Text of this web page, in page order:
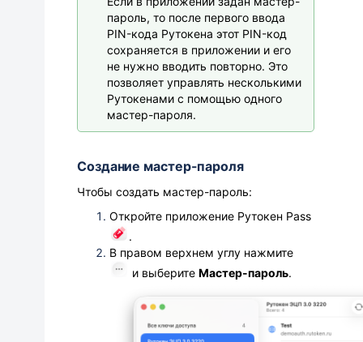
пароль, то после первого ввода
PIN-кода Рутокена этот PIN-код
сохраняется в приложении и его
не нужно вводить повторно. Это
позволяет управлять несколькими
Рутокенами с помощью одного
мастер-пароля.
Создание мастер-пароля
Чтобы создать мастер-пароль:
Откройте приложение Рутокен Pass
.
В правом верхнем углу нажмите
и выберите Мастер-пароль.